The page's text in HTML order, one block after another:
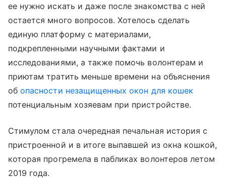
ее нужно искать и даже после знакомства с ней
остается много вопросов. Хотелось сделать
единую платформу с материалами,
подкрепленными научными фактами и
исследованиями, а также помочь волонтерам и
приютам тратить меньше времени на объяснения
обопасности незащищенных окон для кошек
потенциальным хозяевам при пристройстве.
Стимулом стала очередная печальная история с
пристроенной и в итоге выпавшей из окна кошкой,
которая прогремела в пабликах волонтеров летом
2019 года.